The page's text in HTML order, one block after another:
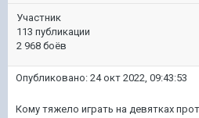
Участник
113 публикации
2 968 боёв
Опубликовано: 24 окт 2022, 09:43:53
Кому тяжело играть на девятках